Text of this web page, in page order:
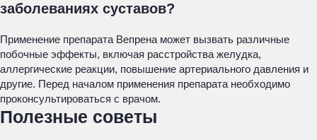
заболеваниях суставов?
Применение препарата Вепрена может вызвать различные
побочные эффекты, включая расстройства желудка,
аллергические реакции, повышение артериального давления и
другие. Перед началом применения препарата необходимо
проконсультироваться с врачом.
Полезные советы